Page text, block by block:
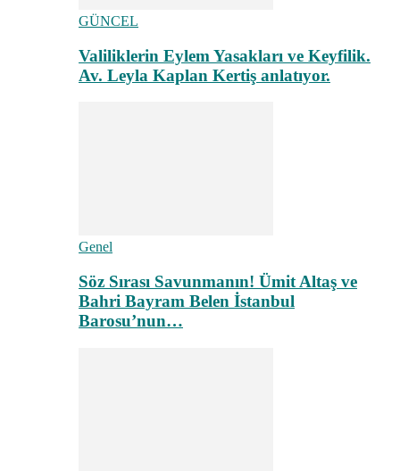
GÜNCEL
Valiliklerin Eylem Yasakları ve Keyfilik.
Av. Leyla Kaplan Kertiş anlatıyor.
Genel
Söz Sırası Savunmanın! Ümit Altaş ve
Bahri Bayram Belen İstanbul
Barosu’nun…